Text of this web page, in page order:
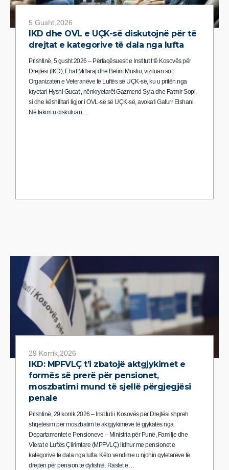
5 Gusht,2026
IKD dhe OVL e UÇK-së diskutojnë për të
drejtat e kategorive të dala nga lufta
Prishtinë, 5 gusht 2026 – Përfaqësuesit e Institutit të Kosovës për
Drejtësi (IKD), Ehat Miftaraj dhe Betim Musliu, vizituan sot
Organizatën e Veteranëve të Luftës së UÇK-së, ku u pritën nga
kryetari Hysni Gucati, nënkryetarët Gazmend Syla dhe Fatmir Sopi,
si dhe këshilltari ligjor i OVL-së së UÇK-së, avokati Gafurr Elshani.
Në takim u diskutuan…
29 Korrik,2026
IKD: MPFVLÇ t’i zbatojë aktgjykimet e
formës së prerë për pensionet,
moszbatimi mund të sjellë përgjegjësi
penale
Prishtinë, 29 korrik 2026 – Instituti i Kosovës për Drejtësi shpreh
shqetësim për moszbatim të aktgjykimeve të gjykatës nga
Departamentet e Pensioneve – Ministria për Punë, Familje dhe
Vlerat e Luftës Çlirimtare (MPFVLÇ) lidhur me pensionet e
kategorive të dala nga lufta. Këto vendime u njohin qytetarëve të
drejtën për pension të dyfishtë. Rastet e…